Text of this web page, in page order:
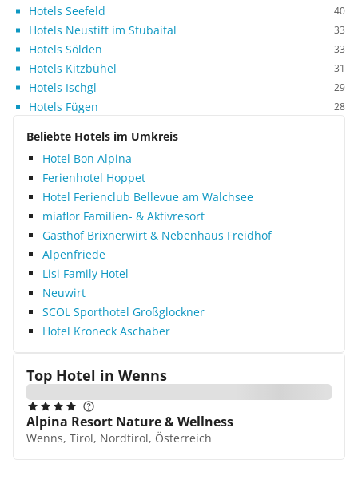
Hotels Seefeld 40
Hotels Neustift im Stubaital 33
Hotels Sölden 33
Hotels Kitzbühel 31
Hotels Ischgl 29
Hotels Fügen 28
Beliebte Hotels im Umkreis
Hotel Bon Alpina
Ferienhotel Hoppet
Hotel Ferienclub Bellevue am Walchsee
miaflor Familien- & Aktivresort
Gasthof Brixnerwirt & Nebenhaus Freidhof
Alpenfriede
Lisi Family Hotel
Neuwirt
SCOL Sporthotel Großglockner
Hotel Kroneck Aschaber
Top Hotel in Wenns
Alpina Resort Nature & Wellness
Wenns, Tirol, Nordtirol, Österreich